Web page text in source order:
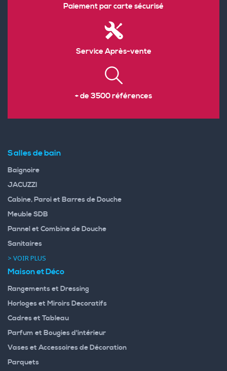
Paiement par carte sécurisé
Service Après-vente
+ de 3500 références
Salles de bain
Baignoire
JACUZZI
Cabine, Paroi et Barres de Douche
Meuble SDB
Pannel et Combine de Douche
Sanitaires
> VOIR PLUS
Maison et Déco
Rangements et Dressing
Horloges et Miroirs Decoratifs
Cadres et Tableau
Parfum et Bougies d'intérieur
Vases et Accessoires de Décoration
Parquets